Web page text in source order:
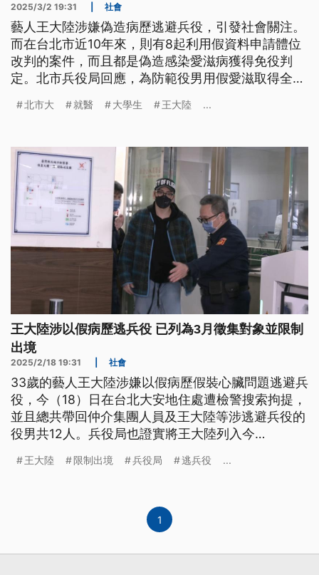
2025/3/2 19:31 社會
藝人王大陸涉嫌偽造病歷逃避兵役，引發社會關注。
而在台北市近10年來，則有8起利用假資料申請體位
改判的案件，而且都是偽造感染愛滋病獲得免役判
定。北市兵役局回應，為防範役男用假愛滋取得全國
用藥紀錄等機制，防範類似案件再發生。
北市大 就醫 大學生 王大陸 ...
王大陸涉以假病歷逃兵役 已列為3月徵集對象並限制
出境
2025/2/18 19:31 社會
33歲的藝人王大陸涉嫌以假病歷假裝心臟問題逃避兵
役，今（18）日在台北大安地住處遭檢警搜索拘提，
並且總共帶回仲介集團人員及王大陸等涉逃避兵役的
役男共12人。兵役局也證實將王大陸列入今
動清查，發現約80個案例具備徵兵檢查異常等共通性
王大陸 限制出境 兵役局 逃兵役 ...
1